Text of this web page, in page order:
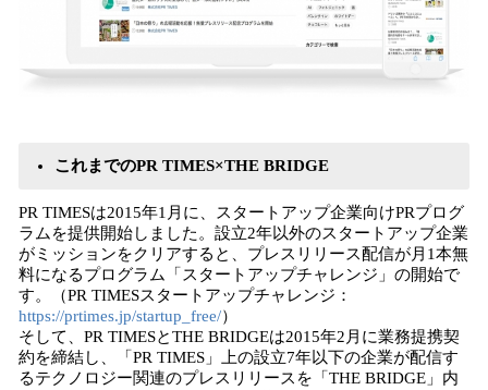
これまでのPR TIMES×THE BRIDGE
PR TIMESは2015年1月に、スタートアップ企業向けPRプログ
ラムを提供開始しました。設立2年以外のスタートアップ企業
がミッションをクリアすると、プレスリリース配信が月1本無
料になるプログラム「スタートアップチャレンジ」の開始で
す。（PR TIMESスタートアップチャレンジ：
https://prtimes.jp/startup_free/）
そして、PR TIMESとTHE BRIDGEは2015年2月に業務提携契
約を締結し、「PR TIMES」上の設立7年以下の企業が配信す
るテクノロジー関連のプレスリリースを「THE BRIDGE」内